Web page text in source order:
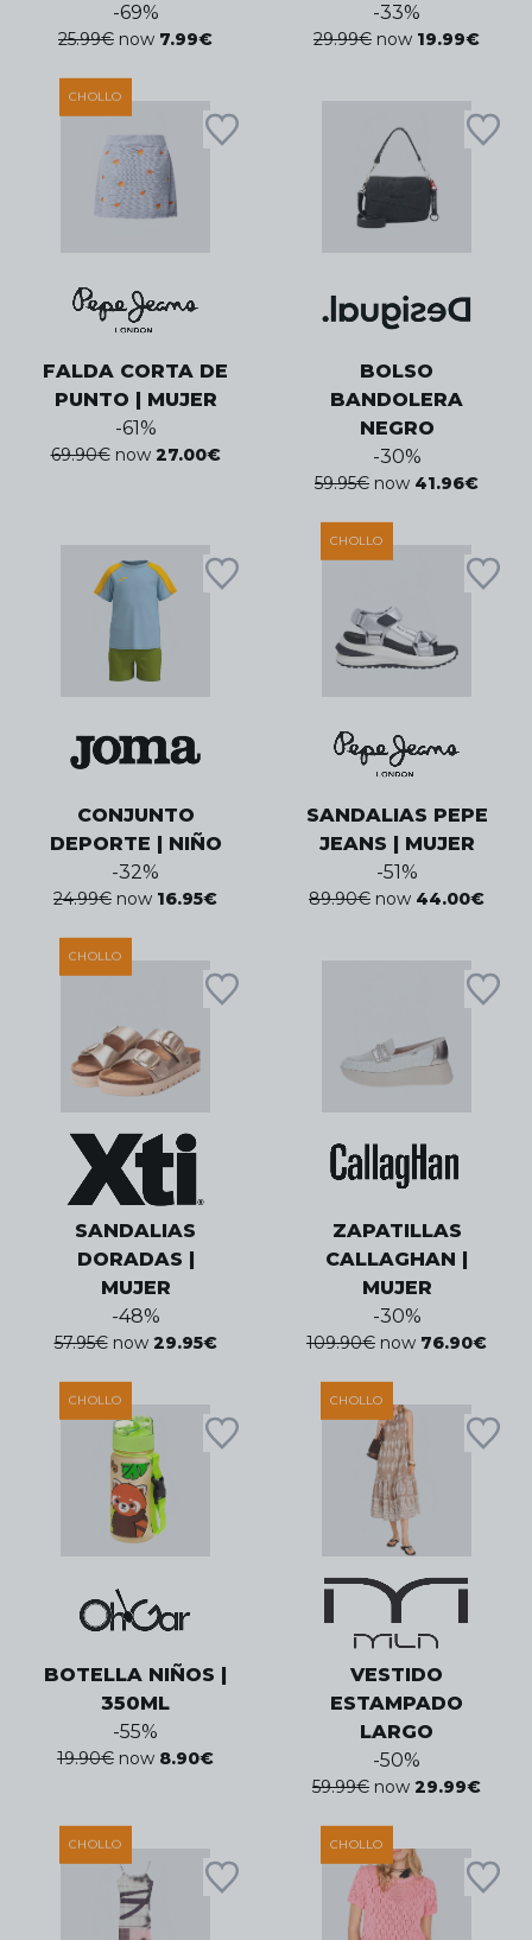
-69%
25.99€ now 7.99€
-33%
29.99€ now 19.99€
CHOLLO
FALDA CORTA DE
PUNTO | MUJER
-61%
69.90€ now 27.00€
BOLSO
BANDOLERA
NEGRO
-30%
59.95€ now 41.96€
CONJUNTO
DEPORTE | NIÑO
-32%
24.99€ now 16.95€
CHOLLO
SANDALIAS PEPE
JEANS | MUJER
-51%
89.90€ now 44.00€
CHOLLO
SANDALIAS
DORADAS |
MUJER
-48%
57.95€ now 29.95€
ZAPATILLAS
CALLAGHAN |
MUJER
-30%
109.90€ now 76.90€
CHOLLO
BOTELLA NIÑOS |
350ML
-55%
19.90€ now 8.90€
CHOLLO
VESTIDO
ESTAMPADO
LARGO
-50%
59.99€ now 29.99€
CHOLLO CHOLLO